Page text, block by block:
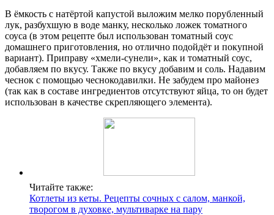
В ёмкость с натёртой капустой выложим мелко порубленный
лук, разбухшую в воде манку, несколько ложек томатного
соуса (в этом рецепте был использован томатный соус
домашнего приготовления, но отлично подойдёт и покупной
вариант). Приправу «хмели-сунели», как и томатный соус,
добавляем по вкусу. Также по вкусу добавим и соль. Надавим
чеснок с помощью чеснокодавилки. Не забудем про майонез
(так как в составе ингредиентов отсутствуют яйца, то он будет
использован в качестве скрепляющего элемента).
Читайте также:
Котлеты из кеты. Рецепты сочных с салом, манкой,
творогом в духовке, мультиварке на пару